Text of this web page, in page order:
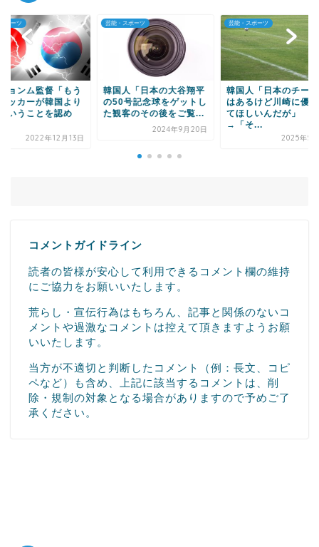
Powered by livedoor 相互RSS
スポーツ
人「日本の大谷翔平
号記念球をゲットし
客のその後をご覧...
芸能・スポーツ
韓国人「日本のチームで
はあるけど川崎に優勝し
てほしいんだが」
芸能・スポーツ
韓国人「歴代最強と
日本男子バスケの現
ご覧ください・・・
→...
2024年7
コメントガイドライン
読者の皆様が安心して利用できるコメント欄の維持
にご協力をお願いいたします。
荒らし・宣伝行為はもちろん、記事と関係のないコ
メントや過激なコメントは控えて頂きますようお願
いいたします。
当方が不適切と判断したコメント（例：長文、コピ
ペなど）も含め、上記に該当するコメントは、削
除・規制の対象となる場合がありますので予めご了
承ください。